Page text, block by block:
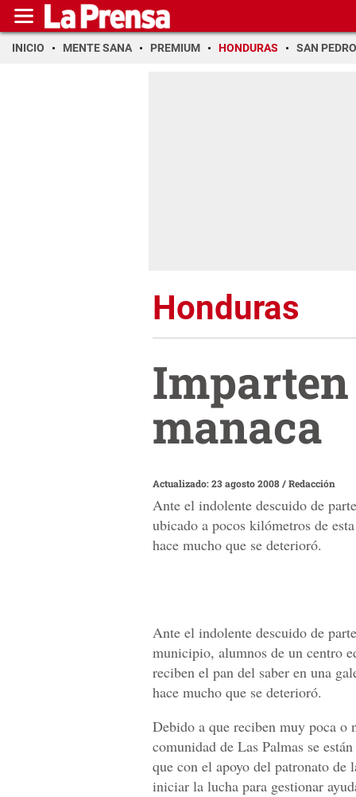
INICIO MENTE SANA PREMIUM HONDURAS SAN PEDRO
Honduras
Imparten
manaca
Actualizado: 23 agosto 2008/Redacción
Ante el indolente descuido de
ubicado a pocos kilómetros de
hace mucho que se deterioró.
Ante el indolente descuido de
municipio, alumnos de un centro
reciben el pan del saber en una
hace mucho que se deterioró.
Debido a que reciben muy poca o
comunidad de Las Palmas se
que con el apoyo del patronato de
iniciar la lucha para gestionar